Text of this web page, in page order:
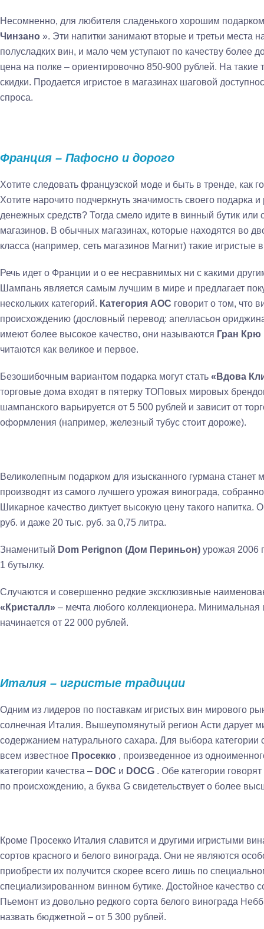
Несомненно, для любителя сладенького хорошим
Чинзано ». Эти напитки занимают вторые и третьи места
полусладких вин, и мало чем уступают по качеству более
цена на полке – ориентировочно 850-900 рублей. На
скидки. Продается игристое в магазинах шаговой
спроса.
Франция – Пафосно и дорого
Хотите следовать французской моде и быть в тренде, как
Хотите нарочито подчеркнуть значимость своего подарка
денежных средств? Тогда смело идите в винный бутик
магазинов. В обычных магазинах, которые находятся во
класса (например, сеть магазинов Магнит) такие игристые
Речь идет о Франции и о ее несравнимых ни с какими
Шампань является самым лучшим в мире и предлагает
нескольких категорий. Категория АОС говорит о том, что
происхождению (дословный перевод: апелласьон
имеют более высокое качество, они называются Гран Крю
читаются как великое и первое.
Безошибочным вариантом подарка могут стать «Вдова
торговые дома входят в пятерку ТОПовых мировых
шампанского варьируется от 5 500 рублей и зависит от
оформления (например, железный тубус стоит дороже).
Великолепным подарком для изысканного гурмана станет
производят из самого лучшего урожая винограда,
Шикарное качество диктует высокую цену такого напитка.
руб. и даже 20 тыс. руб. за 0,75 литра.
Знаменитый Dom Perignon (Дом Периньон) урожая 2006
1 бутылку.
Случаются и совершенно редкие эксклюзивные
«Кристалл» – мечта любого коллекционера. Минимальная
начинается от 22 000 рублей.
Италия – игристые традиции
Одним из лидеров по поставкам игристых вин мирового
солнечная Италия. Вышеупомянутый регион Асти дарует
содержанием натурального сахара. Для выбора категории
всем известное Просекко , произведенное из
категории качества – DOC и DOCG . Обе категории
по происхождению, а буква G свидетельствует о более
Кроме Просекко Италия славится и другими игристыми
сортов красного и белого винограда. Они не являются
приобрести их получится скорее всего лишь по
специализированном винном бутике. Достойное качество
Пьемонт из довольно редкого сорта белого винограда
назвать бюджетной – от 5 300 рублей.